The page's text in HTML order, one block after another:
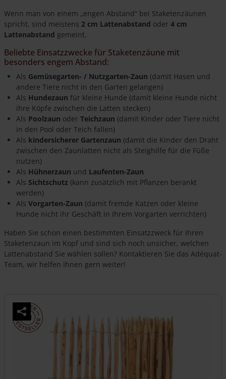
Wenn man von einem „engen Abstand“ bei Staketenzäunen
spricht, sind meistens 2 cm Lattenabstand oder 4 cm
Lattenabstand gemeint.
Beliebte Einsatzzwecke für Staketenzäune mit
besonders engem Abstand:
Als Gemüsegarten- / Nutzgarten-Zaun (damit Hasen und
andere Tiere nicht in den Garten gelangen)
Als Hundezaun für kleine Hunde (damit kleine Hunde nicht
ihre Köpfe zwischen die Latten stecken)
Als Poolzaun oder Teichzaun (damit Kinder oder Tiere nicht
in den Pool oder Teich fallen)
Als kindersicherer Gartenzaun (damit die Kinder den Draht
zwischen den Zaunlatten nicht als Steighilfe für die Füße
nutzen)
Als Hühnerzaun und Laufenten-Zaun
Als Sichtschutz (kann zusätzlich mit Pflanzen berankt
werden)
Als Vorgarten-Zaun (damit fremde Katzen oder kleine
Hunde nicht ihr Geschäft in Ihrem Vorgarten verrichten)
Haben Sie schon einen bestimmten Einsatzzweck für Ihren
Staketenzaun im Kopf und sind sich noch unsicher, welchen
Lattenabstand Sie wählen sollen? Kontaktieren Sie das Adéquat-
Team, wir helfen Ihnen gern weiter!